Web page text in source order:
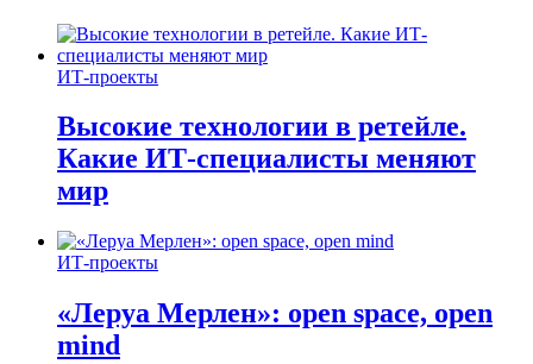
ИТ-проекты
Высокие технологии в ретейле.
Какие ИТ-специалисты меняют
мир
ИТ-проекты
«Леруа Мерлен»: open space, open
mind